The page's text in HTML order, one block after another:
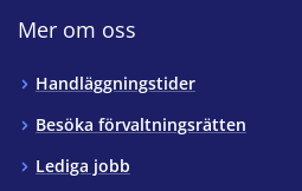
Mer om oss
Handläggningstider
Besöka förvaltningsrätten
Lediga jobb